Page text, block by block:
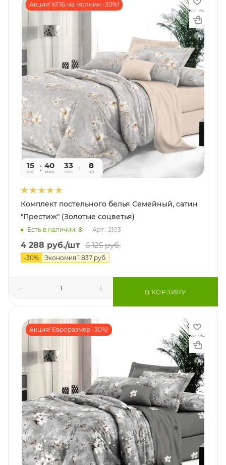
Акция! КПБ на молнии -30%!
15
час
40
мин
31
сек
8
шт
Комплект постельного белья Семейный, сатин
"Престиж" (Золотые соцветья)
Есть в наличии: 8 Арт.: 2103
4 288 руб./шт 6 125руб.
-30% Экономия 1 837 руб.
В КОРЗИНУ
Акция! Евроразмер -30%!